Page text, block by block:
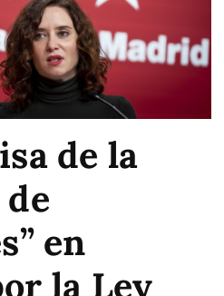
de la
en
la Ley